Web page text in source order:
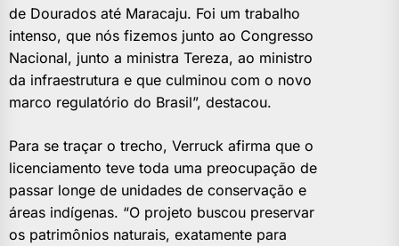
de Dourados até Maracaju. Foi um trabalho
intenso, que nós fizemos junto ao Congresso
Nacional, junto a ministra Tereza, ao ministro
da infraestrutura e que culminou com o novo
marco regulatório do Brasil”, destacou.
Para se traçar o trecho, Verruck afirma que o
licenciamento teve toda uma preocupação de
passar longe de unidades de conservação e
áreas indígenas. “O projeto buscou preservar
os patrimônios naturais, exatamente para